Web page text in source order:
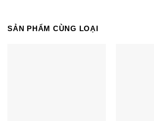
SẢN PHẨM CÙNG LOẠI